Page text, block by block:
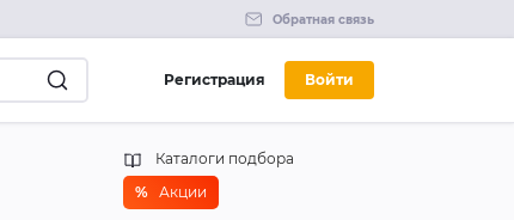
Обратная связь
Регистрация Войти
Каталоги подбора
% Акции